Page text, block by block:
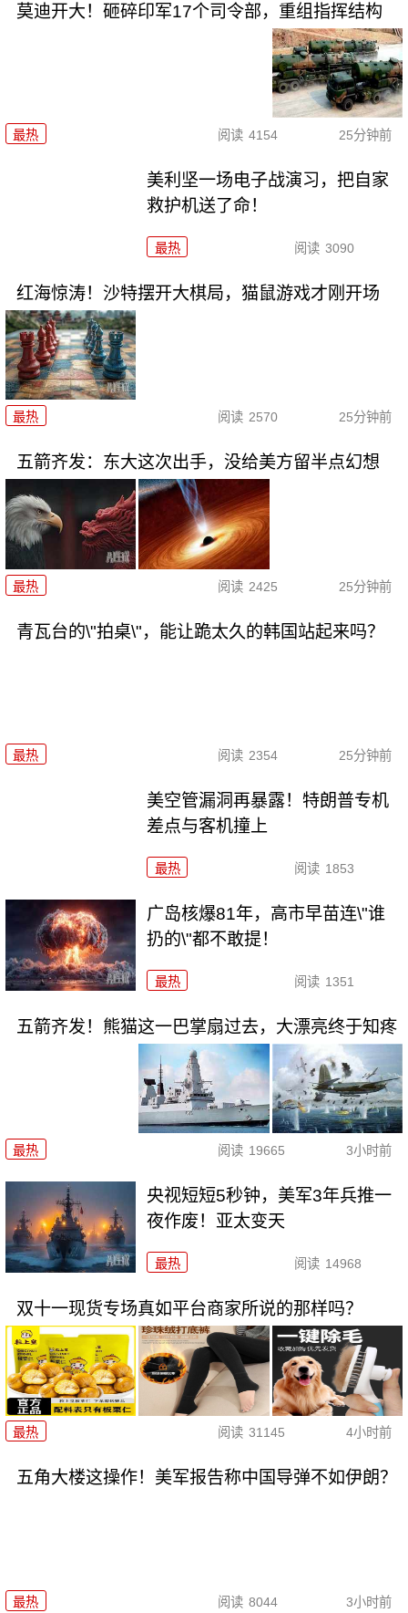
莫迪开大！砸碎印军17个司令部，重组指挥结构
最热 阅读 4154 25分钟前
美利坚一场电子战演习，把自家
救护机送了命！
最热 阅读 3090
红海惊涛！沙特摆开大棋局，猫鼠游戏才刚开场
最热 阅读 2570 25分钟前
五箭齐发：东大这次出手，没给美方留半点幻想
最热 阅读 2425 25分钟前
青瓦台的\"拍桌\"，能让跪太久的韩国站起来吗？
最热 阅读 2354 25分钟前
美空管漏洞再暴露！特朗普专机
差点与客机撞上
最热 阅读 1853
广岛核爆81年，高市早苗连\"谁
扔的\"都不敢提！
最热 阅读 1351
五箭齐发！熊猫这一巴掌扇过去，大漂亮终于知疼
最热 阅读 19665 3小时前
央视短短5秒钟，美军3年兵推一
夜作废！亚太变天
最热 阅读 14968
双十一现货专场真如平台商家所说的那样吗？
最热 阅读 31145 4小时前
五角大楼这操作！美军报告称中国导弹不如伊朗？
最热 阅读 8044 3小时前